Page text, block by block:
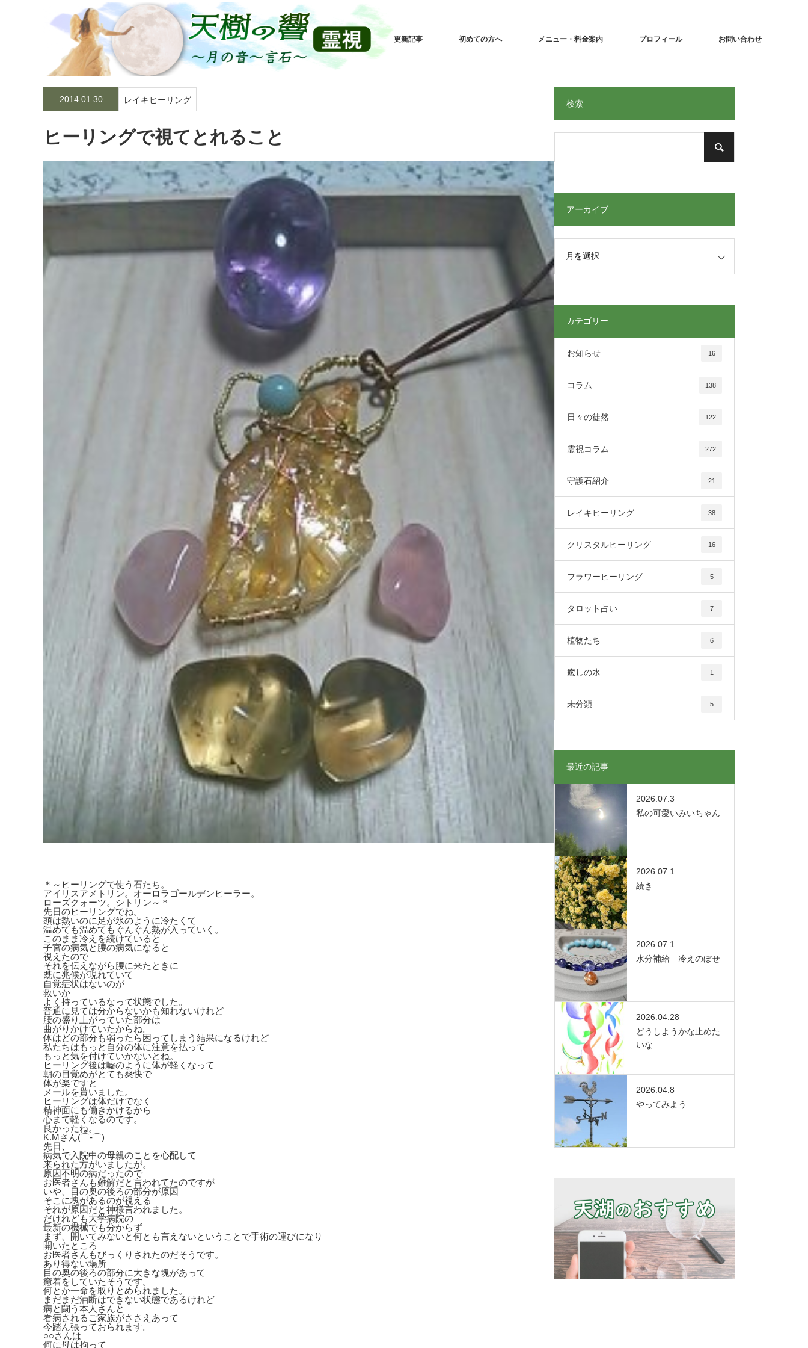
更新記事 初めての方へ メニュー・料金案内 プロフィール お問い合わせ
2014.01.30 レイキヒーリング
ヒーリングで視てとれること
＊～ヒーリングで使う石たち。
アイリスアメトリン。オーロラゴールデンヒーラー。
ローズクォーツ。シトリン～＊
先日のヒーリングでね。
頭は熱いのに足が氷のように冷たくて
温めても温めてもぐんぐん熱が入っていく。
このまま冷えを続けていると
子宮の病気と腰の病気になると
視えたので
それを伝えながら腰に来たときに
既に兆候が現れていて
自覚症状はないのが
救いか
よく持っているなって状態でした。
普通に見ては分からないかも知れないけれど
腰の盛り上がっていた部分は
曲がりかけていたからね。
体はどの部分も弱ったら困ってしまう結果になるけれど
私たちはもっと自分の体に注意を払って
もっと気を付けていかないとね。
ヒーリング後は嘘のように体が軽くなって
朝の目覚めがとても爽快で
体が楽ですと
メールを貰いました。
ヒーリングは体だけでなく
精神面にも働きかけるから
心まで軽くなるのです。
良かったね。
K.Mさん(⌒‐⌒)
先日、
病気で入院中の母親のことを心配して
来られた方がいましたが。
原因不明の病だったので
お医者さんも難解だと言われてたのですが
いや、目の奥の後ろの部分が原因
そこに塊があるのが視える
それが原因だと神様言われました。
だけれども大学病院の
最新の機械でも分からず
まず、開いてみないと何とも言えないということで手術の運びになり
開いたところ
お医者さんもびっくりされたのだそうです。
あり得ない場所
目の奥の後ろの部分に大きな塊があって
癒着をしていたそうです。
何とか一命を取りとめられました。
まだまだ油断はできない状態であるけれど
病と闘う本人さんと
看病されるご家族がささえあって
今踏ん張っておられます。
○○さんは
何に母は拘って
検索
アーカイブ
カテゴリー
お知らせ 16
コラム 138
日々の徒然 122
霊視コラム 272
守護石紹介 21
レイキヒーリング 38
クリスタルヒーリング 16
フラワーヒーリング 5
タロット占い 7
植物たち 6
癒しの水 1
未分類 5
最近の記事
2026.07.3
私の可愛いみいちゃん
2026.07.1
続き
2026.07.1
水分補給 冷えのぼせ
2026.04.28
どうしようかな止めた
いな
2026.04.8
やってみよう